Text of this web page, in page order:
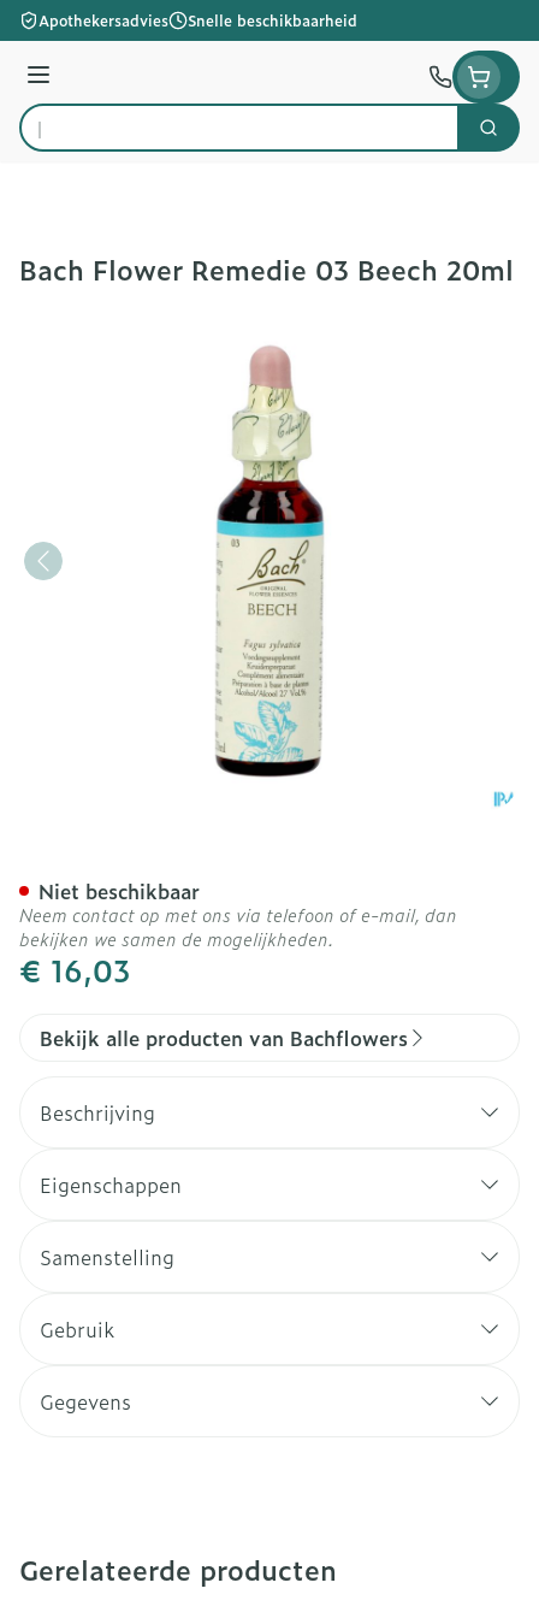
Ga naar de inhoud
Apothekersadvies Snelle beschikbaarheid
Menu
Product, merk, categorie...
Zoek
Bach Flower Remedie 03 Beech 20ml
€ 16,03
Niet beschikbaar
Neem contact op met ons via telefoon of e-mail, dan
bekijken we samen de mogelijkheden.
Bekijk alle producten van Bachflowers
Beschrijving
Eigenschappen
Samenstelling
Gebruik
Gegevens
Gerelateerde producten